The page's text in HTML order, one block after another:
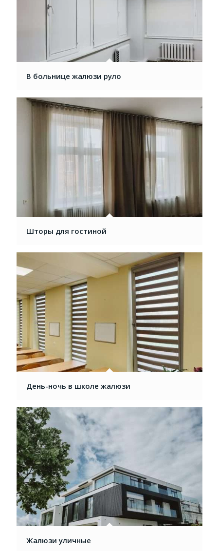
В больнице жалюзи pуло
Шторы для гостиной
День-ночь в школе жалюзи
Жалюзи уличные